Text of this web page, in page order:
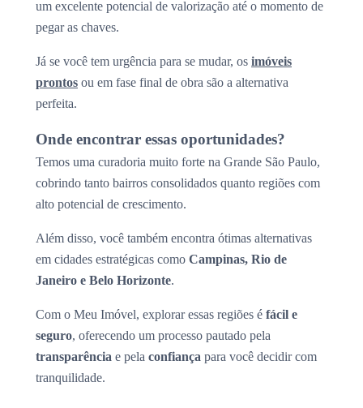
um excelente potencial de valorização até o momento de
pegar as chaves.
Já se você tem urgência para se mudar, os imóveis
prontos ou em fase final de obra são a alternativa
perfeita.
Onde encontrar essas oportunidades?
Temos uma curadoria muito forte na Grande São Paulo,
cobrindo tanto bairros consolidados quanto regiões com
alto potencial de crescimento.
Além disso, você também encontra ótimas alternativas
em cidades estratégicas como Campinas, Rio de
Janeiro e Belo Horizonte.
Com o Meu Imóvel, explorar essas regiões é fácil e
seguro, oferecendo um processo pautado pela
transparência e pela confiança para você decidir com
tranquilidade.